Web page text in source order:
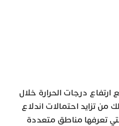
ارتفاع درجات الحرارة خلال
تزايد احتمالات اندلاع
تعرفها مناطق متعددة